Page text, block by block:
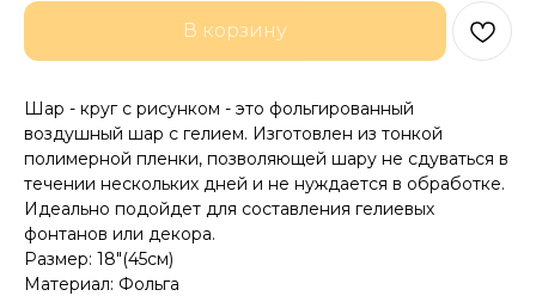
В корзину
Шар - круг с рисунком - это фольгированный
воздушный шар с гелием. Изготовлен из тонкой
полимерной пленки, позволяющей шару не сдуваться в
течении нескольких дней и не нуждается в обработке.
Идеально подойдет для составления гелиевых
фонтанов или декора.
Размер: 18"(45см)
Материал: Фольга